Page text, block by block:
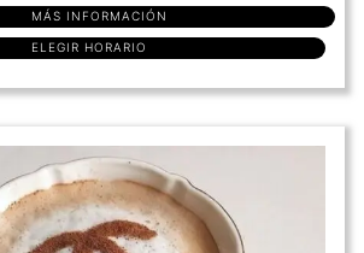
MÁS INFORMACIÓN
ELEGIR HORARIO